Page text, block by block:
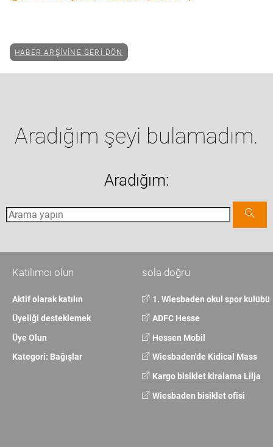
HABER ARŞIVINE GERI DÖN
Aradığım şeyi bulamadım.
Aradığım:
sola doğru
1. Wiesbaden okul spor kulübü
ADFC Hesse
Hessen Mobil
Wiesbaden'de Kidical Mass
Kargo bisiklet kiralama Lilja
Wiesbaden bisiklet ofisi
Katılımcı olun
Aktif olarak katılın
Üyeliği desteklemek
Üye Olun
Kategori: Bağışlar